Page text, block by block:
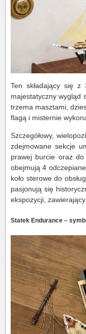
Ten składający się
majestatyczny wygląd
trzema masztami,
flagą i misternie
Szczegółowy,
zdejmowane sekcje
prawej burcie oraz
obejmują 4
koło sterowe do
pasjonują się
ekspozycji,
Statek Endurance –